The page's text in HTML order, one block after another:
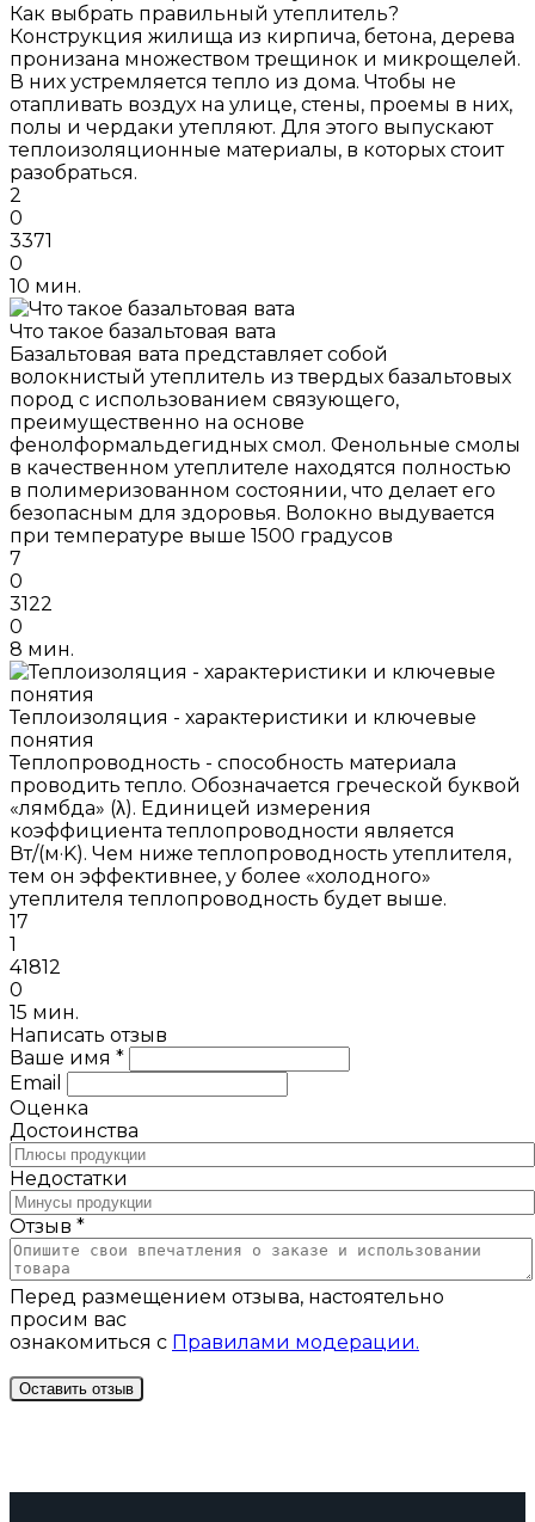
Как выбрать правильный утеплитель?
Конструкция жилища из кирпича, бетона, дерева
пронизана множеством трещинок и микрощелей.
В них устремляется тепло из дома. Чтобы не
отапливать воздух на улице, стены, проемы в них,
полы и чердаки утепляют. Для этого выпускают
теплоизоляционные материалы, в которых стоит
разобраться.
2
0
3371
0
10 мин.
Что такое базальтовая вата
Базальтовая вата представляет собой
волокнистый утеплитель из твердых базальтовых
пород с использованием связующего,
преимущественно на основе
фенолформальдегидных смол. Фенольные смолы
в качественном утеплителе находятся полностью
в полимеризованном состоянии, что делает его
безопасным для здоровья. Волокно выдувается
при температуре выше 1500 градусов
7
0
3122
0
8 мин.
Теплоизоляция - характеристики и ключевые
понятия
Теплопроводность - способность материала
проводить тепло. Обозначается греческой буквой
«лямбда» (λ). Единицей измерения
коэффициента теплопроводности является
Вт/(м·K). Чем ниже теплопроводность утеплителя,
тем он эффективнее, у более «холодного»
утеплителя теплопроводность будет выше.
17
1
41812
0
15 мин.
Написать отзыв
Ваше имя *
Email
Оценка
Достоинства
Недостатки
Отзыв *
Перед размещением отзыва, настоятельно
просим вас
ознакомиться с Правилами модерации.